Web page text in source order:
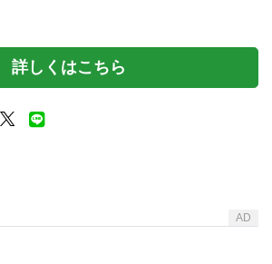
詳しくはこちら
AD